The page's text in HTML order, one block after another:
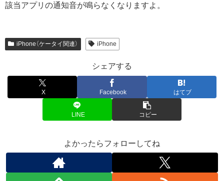
該当アプリの通知音が鳴らなくなりますよ。
iPhone（ケータイ関連） iPhone
シェアする
X Facebook はてブ
LINE コピー
よかったらフォローしてね